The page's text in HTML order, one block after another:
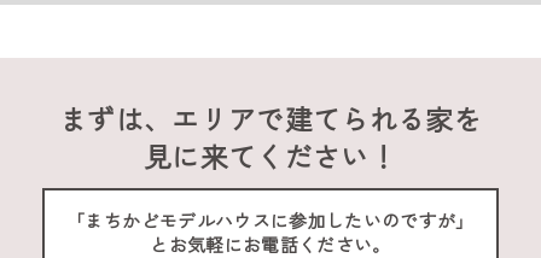
まずは、エリアで建てられる家を
見に来てください！
「まちかどモデルハウスに参加したいのですが」
とお気軽にお電話ください。